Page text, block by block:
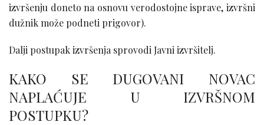
izvršenju doneto na osnovu verodostojne isprave, izvršni
dužnik može podneti prigovor).
Dalji postupak izvršenja sprovodi Javni izvršitelj.
KAKO SE DUGOVANI NOVAC
NAPLAĆUJE U IZVRŠNOM
POSTUPKU?